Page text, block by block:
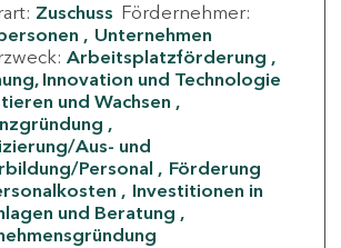
Zuschuss Fördernehmer:
Unternehmen
Arbeitsplatzförderung
Innovation und Technologie
und Wachsen
Aus- und
Personal
Förderung
Investitionen in
und Beratung